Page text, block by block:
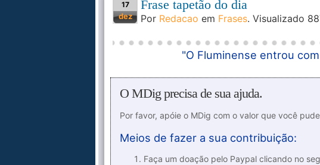
17
dez
Frase tapetão do dia
Por Redacao em Frases. Visualizado
"O Fluminense entrou
O MDig precisa de sua ajuda.
Por favor, apóie o MDig com o valor que você
Meios de fazer a sua contribuição:
Faça um doação pelo Paypal clicando no